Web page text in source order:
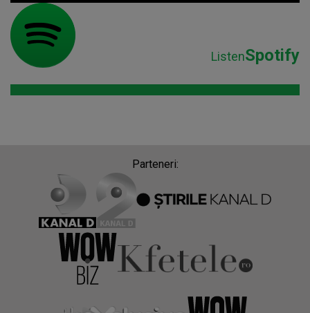
ListenSpotify
Parteneri: